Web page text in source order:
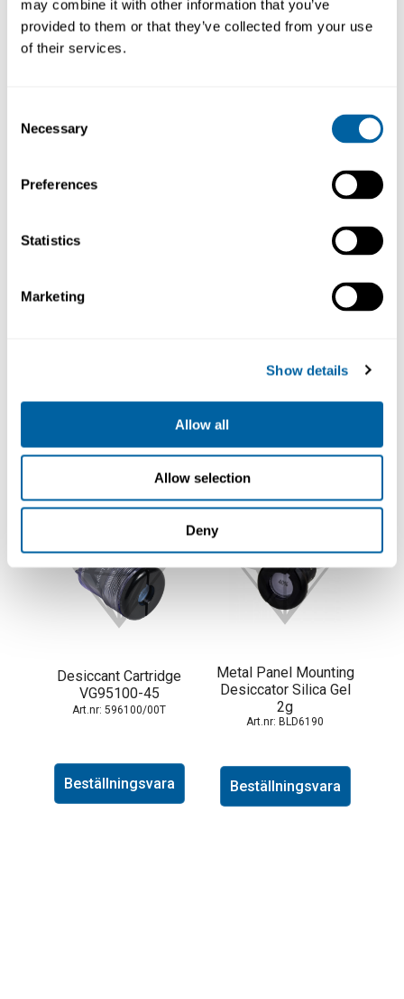
may combine it with other information that you’ve
provided to them or that they’ve collected from your use
of their services.
Selection
Necessary
Preferences
Statistics
Marketing
Show details
Allow all
Allow selection
Deny
Desiccant Cartridge
Desiccant Cartridge
VG95100-45
596100/00T
Beställningsvara
Metal Panel Mounting
Desiccator Silica Gel
2g
BLD6190
Beställningsvara